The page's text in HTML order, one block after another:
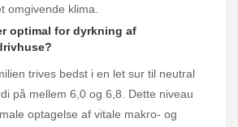
omgivende klima.
optimal for dyrkning af
trives bedst i en let sur til neutral
på mellem 6,0 og 6,8. Dette niveau
optagelse af vitale makro- og